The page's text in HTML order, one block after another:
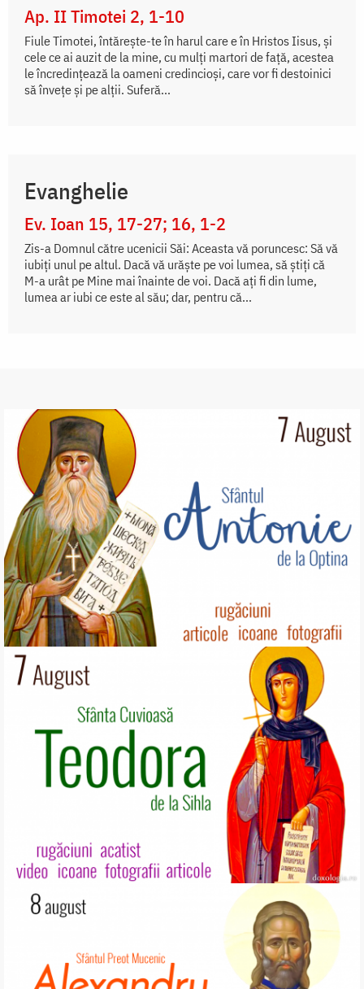
Ap. II Timotei 2, 1-10
Fiule Timotei, întăreşte-te în harul care e în Hristos Iisus, şi
cele ce ai auzit de la mine, cu mulţi martori de faţă, acestea
le încredinţează la oameni credincioşi, care vor fi destoinici
să înveţe şi pe alţii. Suferă...
Evanghelie
Ev. Ioan 15, 17-27; 16, 1-2
Zis-a Domnul către ucenicii Săi: Aceasta vă poruncesc: Să vă
iubiți unul pe altul. Dacă vă urăște pe voi lumea, să știți că
M-a urât pe Mine mai înainte de voi. Dacă ați fi din lume,
lumea ar iubi ce este al său; dar, pentru că...